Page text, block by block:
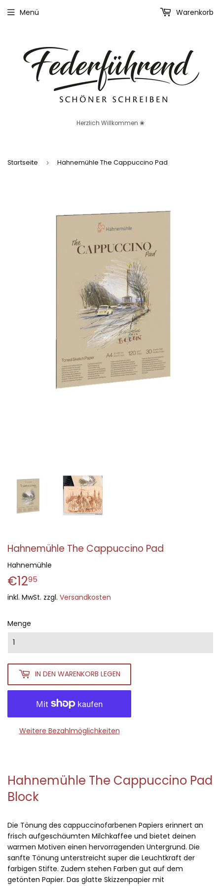
Herzlich Willkommen ❀
Menü Warenkorb
Startseite › Hahnemühle The Cappuccino Pad
Hahnemühle The Cappuccino Pad
Hahnemühle
€1295
inkl. MwSt. zzgl. Versandkosten
Menge
IN DEN WARENKORB LEGEN
Weitere Bezahlmöglichkeiten
Hahnemühle The Cappuccino Pad
Block
Die Tönung des cappuccinofarbenen Papiers erinnert an
frisch aufgeschäumten Milchkaffee und bietet deinen
warmen Motiven einen hervorragenden Untergrund. Die
sanfte Tönung unterstreicht super die Leuchtkraft der
farbigen Stifte. Zudem stehen Farben gut auf dem
getönten Papier. Das glatte Skizzenpapier mit